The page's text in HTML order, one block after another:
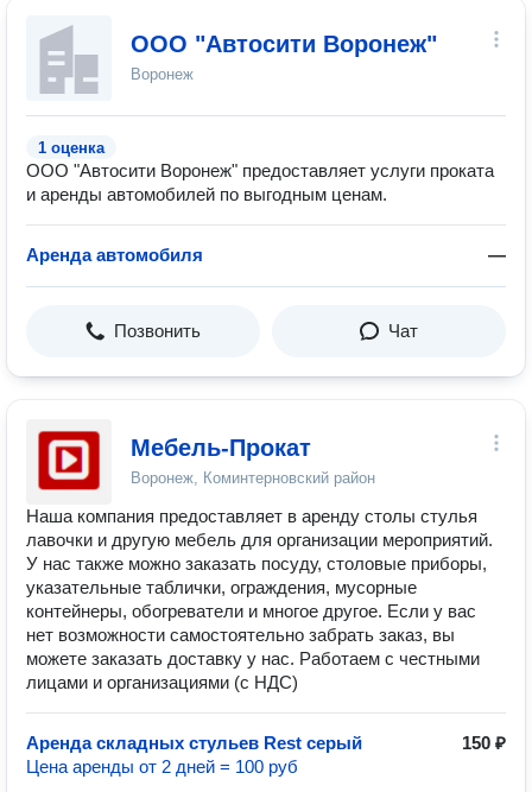
ООО "Автосити Воронеж"
Воронеж
1 оценка
ООО "Автосити Воронеж" предоставляет услуги проката
и аренды автомобилей по выгодным ценам.
Аренда автомобиля —
Позвонить Чат
Мебель-Прокат
Воронеж, Коминтерновский район
Наша компания предоставляет в аренду столы стулья
лавочки и другую мебель для организации мероприятий.
У нас также можно заказать посуду, столовые приборы,
указательные таблички, ограждения, мусорные
контейнеры, обогреватели и многое другое. Если у вас
нет возможности самостоятельно забрать заказ, вы
можете заказать доставку у нас. Работаем с честными
лицами и организациями (с НДС)
Аренда складных стульев Rest серый
150 ₽
Цена аренды от 2 дней = 100 руб